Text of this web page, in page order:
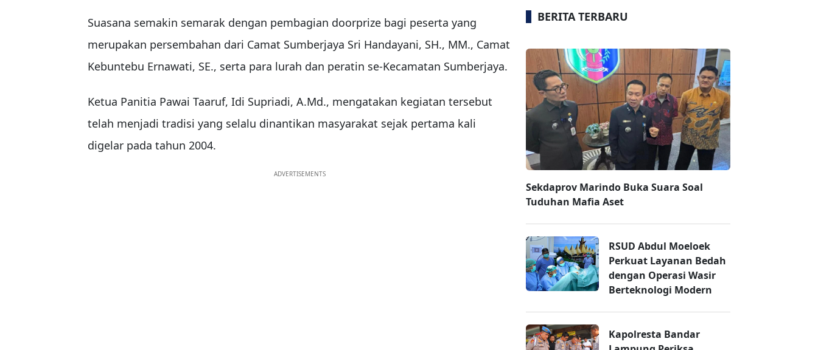
Suasana semakin semarak dengan pembagian doorprize bagi peserta yang
merupakan persembahan dari Camat Sumberjaya Sri Handayani, SH., MM., Camat
Kebuntebu Ernawati, SE., serta para lurah dan peratin se-Kecamatan Sumberjaya.
Ketua Panitia Pawai Taaruf, Idi Supriadi, A.Md., mengatakan kegiatan tersebut
telah menjadi tradisi yang selalu dinantikan masyarakat sejak pertama kali
digelar pada tahun 2004.
ADVERTISEMENTS
BERITA TERBARU
Sekdaprov Marindo Buka Suara Soal
Tuduhan Mafia Aset
RSUD Abdul Moeloek
Perkuat Layanan Bedah
dengan Operasi Wasir
Berteknologi Modern
Kapolresta Bandar